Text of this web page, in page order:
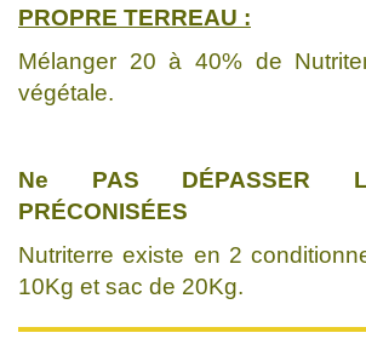
PROPRE TERREAU :
Mélanger 20 à 40% de
végétale.
Ne PAS DÉPASSER
PRÉCONISÉES
Nutriterre existe en 2
10Kg et sac de 20Kg.